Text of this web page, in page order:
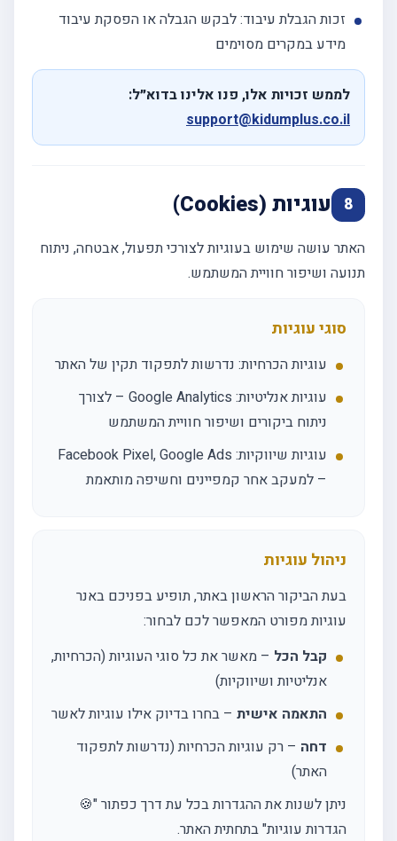
זכות הגבלת עיבוד: לבקש הגבלה או הפסקת עיבוד
מידע במקרים מסוימים
לממש זכויות אלו, פנו אלינו בדוא״ל:
support@kidumplus.co.il
8 עוגיות (Cookies)
האתר עושה שימוש בעוגיות לצורכי תפעול, אבטחה, ניתוח
תנועה ושיפור חוויית המשתמש.
סוגי עוגיות
עוגיות הכרחיות: נדרשות לתפקוד תקין של האתר
עוגיות אנליטיות: Google Analytics – לצורך
ניתוח ביקורים ושיפור חוויית המשתמש
עוגיות שיווקיות: Facebook Pixel, Google Ads
– למעקב אחר קמפיינים וחשיפה מותאמת
ניהול עוגיות
בעת הביקור הראשון באתר, תופיע בפניכם באנר
עוגיות מפורט המאפשר לכם לבחור:
קבל הכל – מאשר את כל סוגי העוגיות (הכרחיות,
אנליטיות ושיווקיות)
התאמה אישית – בחרו בדיוק אילו עוגיות לאשר
דחה – רק עוגיות הכרחיות (נדרשות לתפקוד
האתר)
ניתן לשנות את ההגדרות בכל עת דרך כפתור "🍪
הגדרות עוגיות" בתחתית האתר.